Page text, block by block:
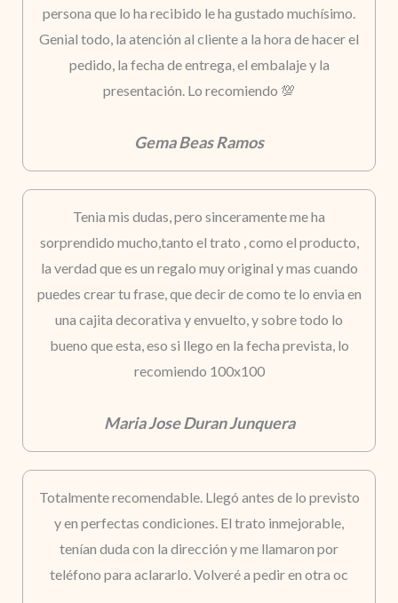
persona que lo ha recibido le ha gustado muchísimo.
Genial todo, la atención al cliente a la hora de hacer el
pedido, la fecha de entrega, el embalaje y la
presentación. Lo recomiendo 💯
Gema Beas Ramos
Tenia mis dudas, pero sinceramente me ha
sorprendido mucho,tanto el trato , como el producto,
la verdad que es un regalo muy original y mas cuando
puedes crear tu frase, que decir de como te lo envia en
una cajita decorativa y envuelto, y sobre todo lo
bueno que esta, eso si llego en la fecha prevista, lo
recomiendo 100x100
Maria Jose Duran Junquera
Totalmente recomendable. Llegó antes de lo previsto
y en perfectas condiciones. El trato inmejorable,
tenían duda con la dirección y me llamaron por
teléfono para aclararlo. Volveré a pedir en otra oc